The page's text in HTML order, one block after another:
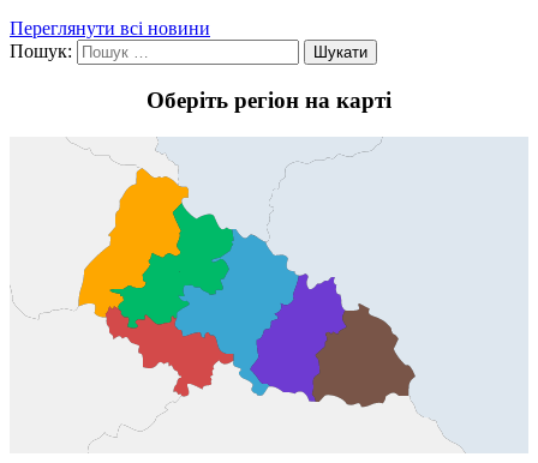
Переглянути всі новини
Пошук:
Оберіть регіон на карті